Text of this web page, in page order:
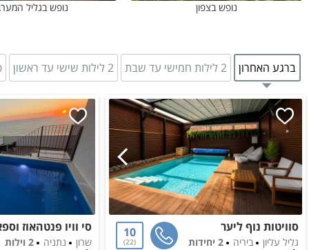
נופש בצפון נופש בגליל
ברגע האחרון 2 לילות חמישי עד שבת 2 לילות שישי עד ראשון
סוויטות נוף ליער
גליל עליון ביריה
2 יחידות
10
22 שרון נתניה
2 וילות